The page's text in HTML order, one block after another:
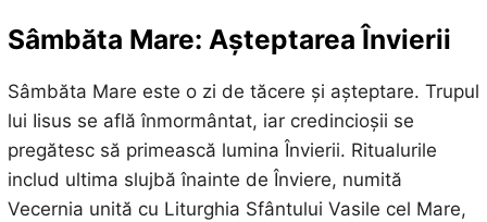
Sâmbăta Mare: Așteptarea Învierii
Sâmbăta Mare este o zi de tăcere și așteptare. Trupul
lui Iisus se află înmormântat, iar credincioșii se
pregătesc să primească lumina Învierii. Ritualurile
includ ultima slujbă înainte de Înviere, numită
Vecernia unită cu Liturghia Sfântului Vasile cel Mare,